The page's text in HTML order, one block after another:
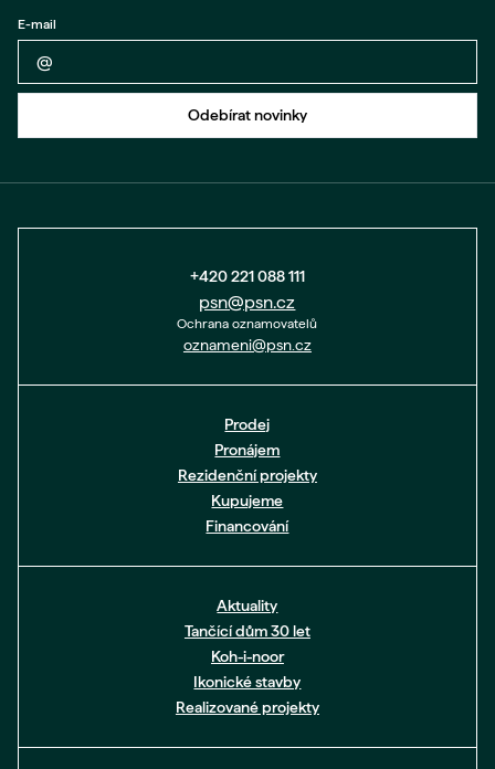
Zpět na formulář
E-mail
Odebírat novinky
+420 221 088 111
psn@psn.cz
Ochrana oznamovatelů
oznameni@psn.cz
Prodej
Pronájem
Rezidenční projekty
Kupujeme
Financování
Aktuality
Tančící dům 30 let
Koh-i-noor
Ikonické stavby
Realizované projekty